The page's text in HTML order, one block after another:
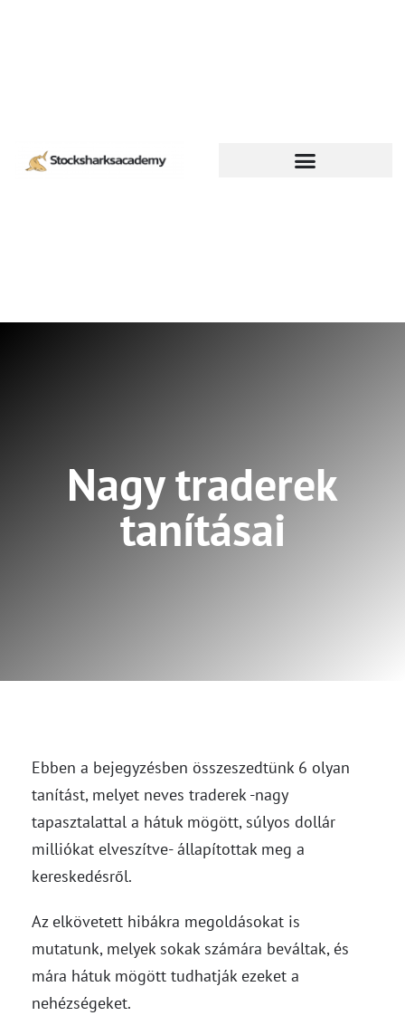
Nagy traderek
tanításai
Ebben a bejegyzésben összeszedtünk 6 olyan
tanítást, melyet neves traderek -nagy
tapasztalattal a hátuk mögött, súlyos dollár
milliókat elveszítve- állapítottak meg a
kereskedésről.
Az elkövetett hibákra megoldásokat is
mutatunk, melyek sokak számára beváltak, és
mára hátuk mögött tudhatják ezeket a
nehézségeket.